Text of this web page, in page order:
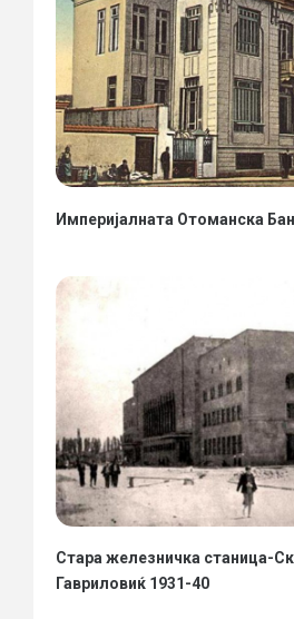
Империјалната Отоманска
Стара железничка станица-
Гавриловиќ 1931-40